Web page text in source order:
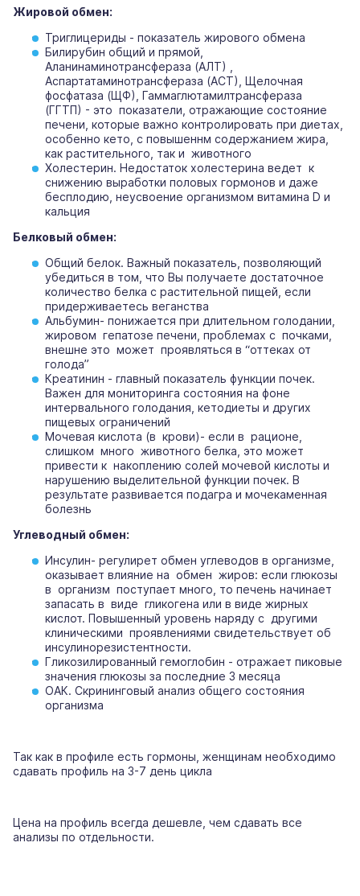
Жировой обмен:
Триглицериды - показатель жирового обмена
Билирубин общий и прямой,
Аланинаминотрансфераза (АЛТ) ,
Аспартатаминотрансфераза (АСТ), Щелочная
фосфатаза (ЩФ), Гаммаглютамилтрансфераза
(ГГТП) - это показатели, отражающие состояние
печени, которые важно контролировать при диетах,
особенно кето, с повышеннм содержанием жира,
как растительного, так и животного
Холестерин. Недостаток холестерина ведет ️ к
снижению выработки половых гормонов и даже
бесплодию, неусвоение организмом витамина D и
кальция
Белковый обмен:
Общий белок. Важный показатель, позволяющий
убедиться в том, что Вы получаете достаточное
количество белка с растительной пищей, если
придерживаетесь веганства
Альбумин- понижается при длительном голодании,
жировом гепатозе печени, проблемах с почками,
внешне это может проявляться в “оттеках от
голода”
Креатинин - главный показатель функции почек.
Важен для мониторинга состояния на фоне
интервального голодания, кетодиеты и других
пищевых ограничений
Мочевая кислота (в крови)- если в рационе,
слишком много животного белка, это может
привести к накоплению солей мочевой кислоты и
нарушению выделительной функции почек. В
результате развивается подагра и мочекаменная
болезнь
Углеводный обмен:
Инсулин- регулирет обмен углеводов в организме,
оказывает влияние на обмен жиров: если глюкозы
в организм поступает много, то печень начинает
запасать в виде гликогена или в виде жирных
кислот. Повышенный уровень наряду с другими
клиническими проявлениями свидетельствует об
инсулинорезистентности.
Гликозилированный гемоглобин - отражает пиковые
значения глюкозы за последние 3 месяца
ОАК. Скрининговый анализ общего состояния
организма
Так как в профиле есть гормоны, женщинам необходимо
сдавать профиль на 3-7 день цикла
Цена на профиль всегда дешевле, чем сдавать все
анализы по отдельности.